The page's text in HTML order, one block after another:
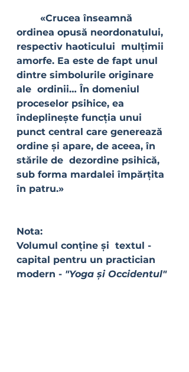
ordinea opusă neordonatului,
respectiv haoticului  mulțimii
amorfe. Ea este de fapt unul
dintre simbolurile originare
ale  ordinii… În domeniul
proceselor psihice, ea
îndeplinește funcția unui
punct central care generează
ordine și apare, de aceea, în
stările de  dezordine psihică,
sub forma mardalei împărțita
în patru.»
Nota:
Volumul conține și  textul -
capital pentru un practician
modern - "Yoga și Occidentul"